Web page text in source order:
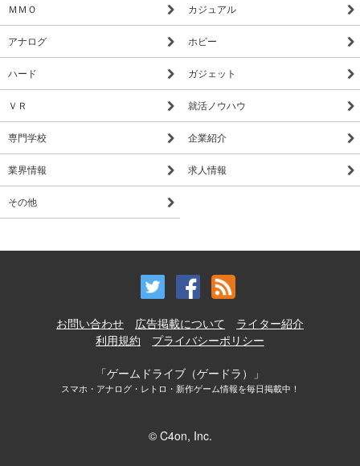
ＭＭＯ カジュアル
アナログ ホビー
ハード ガジェット
ＶＲ 就活ノウハウ
専門学校 企業紹介
業界情報 求人情報
その他
お問い合わせ 広告掲載について
ライター紹介
利用規約
プライバシーポリシー
「ゲームドライブ（ゲードラ）」
スマホ・アナログ・レトロ・新作ゲーム情報を毎日掲載中！
© C4on, Inc.